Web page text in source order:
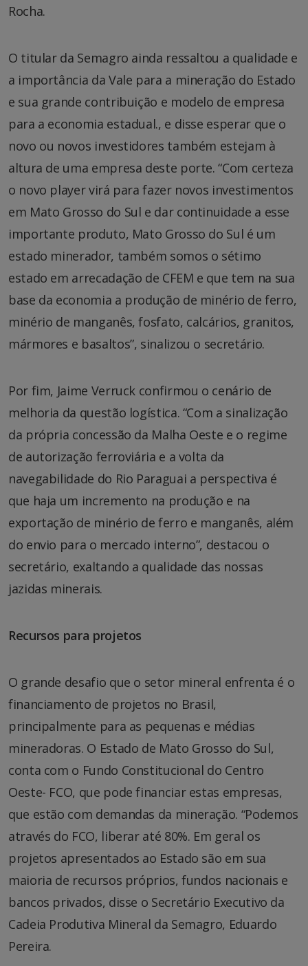
Rocha.
O titular da Semagro ainda ressaltou a qualidade e
a importância da Vale para a mineração do Estado
e sua grande contribuição e modelo de empresa
para a economia estadual., e disse esperar que o
novo ou novos investidores também estejam à
altura de uma empresa deste porte. “Com certeza
o novo player virá para fazer novos investimentos
em Mato Grosso do Sul e dar continuidade a esse
importante produto, Mato Grosso do Sul é um
estado minerador, também somos o sétimo
estado em arrecadação de CFEM e que tem na sua
base da economia a produção de minério de ferro,
minério de manganês, fosfato, calcários, granitos,
mármores e basaltos”, sinalizou o secretário.
Por fim, Jaime Verruck confirmou o cenário de
melhoria da questão logística. “Com a sinalização
da própria concessão da Malha Oeste e o regime
de autorização ferroviária e a volta da
navegabilidade do Rio Paraguai a perspectiva é
que haja um incremento na produção e na
exportação de minério de ferro e manganês, além
do envio para o mercado interno”, destacou o
secretário, exaltando a qualidade das nossas
jazidas minerais.
Recursos para projetos
O grande desafio que o setor mineral enfrenta é o
financiamento de projetos no Brasil,
principalmente para as pequenas e médias
mineradoras. O Estado de Mato Grosso do Sul,
conta com o Fundo Constitucional do Centro
Oeste- FCO, que pode financiar estas empresas,
que estão com demandas da mineração. “Podemos
através do FCO, liberar até 80%. Em geral os
projetos apresentados ao Estado são em sua
maioria de recursos próprios, fundos nacionais e
bancos privados, disse o Secretário Executivo da
Cadeia Produtiva Mineral da Semagro, Eduardo
Pereira.